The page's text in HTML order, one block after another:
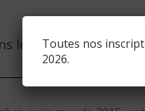
les métiers de la
Toutes nos
2026.